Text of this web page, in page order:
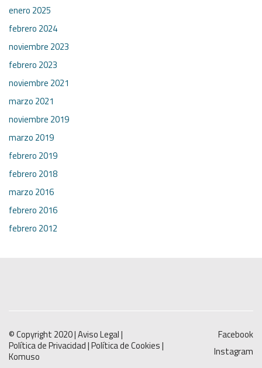
enero 2025
febrero 2024
noviembre 2023
febrero 2023
noviembre 2021
marzo 2021
noviembre 2019
marzo 2019
febrero 2019
febrero 2018
marzo 2016
febrero 2016
febrero 2012
Facebook
Instagram
© Copyright 2020 |Aviso Legal|
Política de Privacidad|Política de Cookies|
Komuso